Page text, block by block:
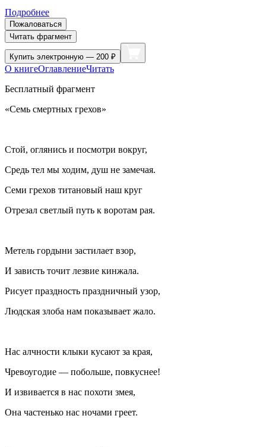
Подробнее
Пожаловаться
Читать фрагмент
Купить электронную — 200 ₽
О книгеОглавлениеЧитать
Бесплатный фрагмент
«Семь смертных грехов»
Стой, оглянись и посмотри вокруг,
Средь тел мы ходим, душ не замечая.
Семи грехов титановый наш круг
Отрезал светлый путь к воротам рая.
Метель гордыни застилает взор,
И зависть точит лезвие кинжала.
Рисует праздность праздничный узор,
Людская злоба нам показывает жало.
Нас алчности клыки кусают за края,
Чревоугодие — побольше, повкуснее!
И извивается в нас похоти змея,
Она частенько нас ночами греет.